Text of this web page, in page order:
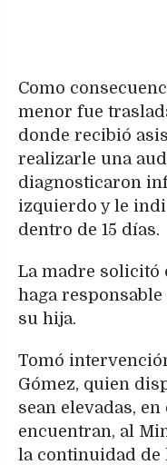
Como
menor fue
donde recibió
realizarle una
diagnosticaron
izquierdo y le
dentro de 15 días.
La madre solicitó
haga
su hija.
Tomó
Gómez, quien
sean elevadas,
encuentran, al
la continuidad de